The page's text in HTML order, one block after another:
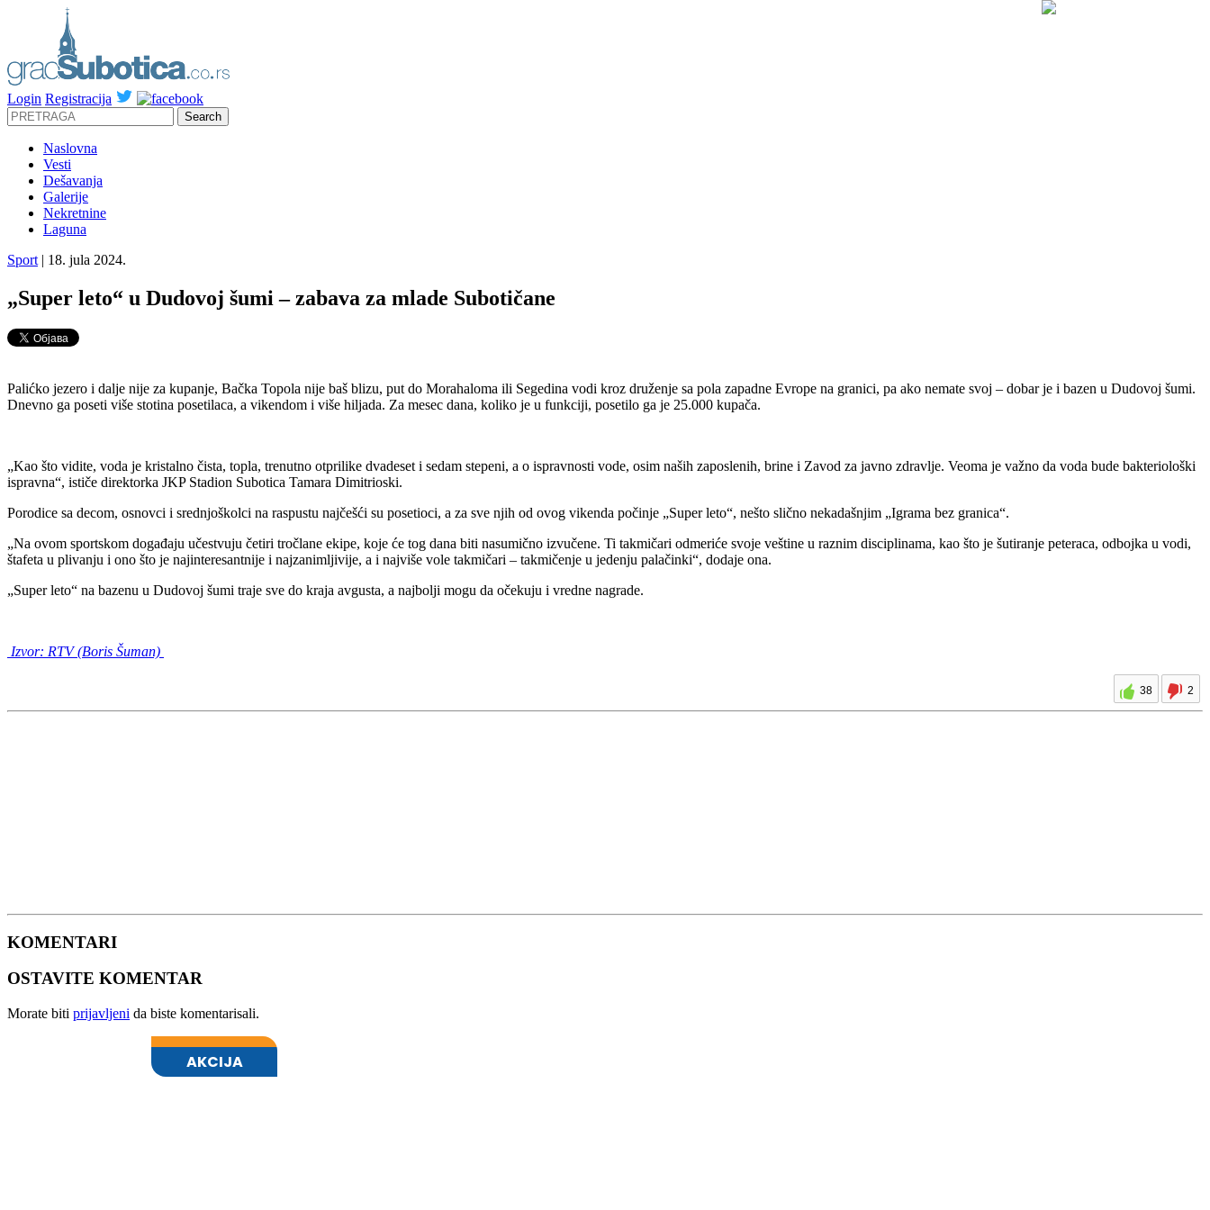
Login Registracija
Naslovna
Vesti
Dešavanja
Galerije
Nekretnine
Laguna
Sport | 18. jula 2024.
„Super leto“ u Dudovoj šumi – zabava za mlade Subotičane
Palićko jezero i dalje nije za kupanje, Bačka Topola nije baš blizu, put do Morahaloma ili Segedina vodi kroz druženje sa pola zapadne Evrope na granici, pa ako nemate svoj – dobar je i bazen u Dudovoj šumi.
Dnevno ga poseti više stotina posetilaca, a vikendom i više hiljada. Za mesec dana, koliko je u funkciji, posetilo ga je 25.000 kupača.
„Kao što vidite, voda je kristalno čista, topla, trenutno otprilike dvadeset i sedam stepeni, a o ispravnosti vode, osim naših zaposlenih, brine i Zavod za javno zdravlje. Veoma je važno da voda bude bakteriološki
ispravna“, ističe direktorka JKP Stadion Subotica Tamara Dimitrioski.
Porodice sa decom, osnovci i srednjoškolci na raspustu najčešći su posetioci, a za sve njih od ovog vikenda počinje „Super leto“, nešto slično nekadašnjim „Igrama bez granica“.
„Na ovom sportskom događaju učestvuju četiri tročlane ekipe, koje će tog dana biti nasumično izvučene. Ti takmičari odmeriće svoje veštine u raznim disciplinama, kao što je šutiranje peteraca, odbojka u vodi,
štafeta u plivanju i ono što je najinteresantnije i najzanimljivije, a i najviše vole takmičari – takmičenje u jedenju palačinki“, dodaje ona.
„Super leto“ na bazenu u Dudovoj šumi traje sve do kraja avgusta, a najbolji mogu da očekuju i vredne nagrade.
Izvor: RTV (Boris Šuman)
38 2
KOMENTARI
OSTAVITE KOMENTAR
Morate biti prijavljeni da biste komentarisali.